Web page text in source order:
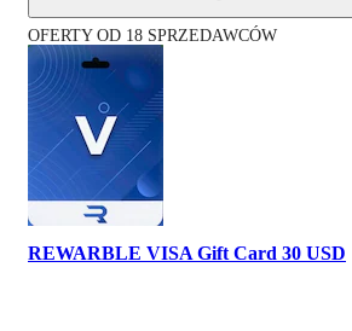
OFERTY OD 18 SPRZEDAWCÓW
REWARBLE VISA Gift Card 30 USD